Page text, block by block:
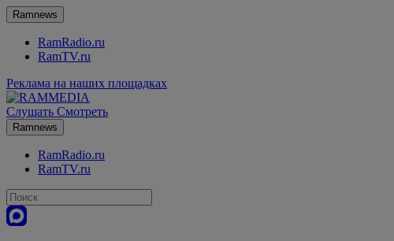
Ramnews
RamRadio.ru
RamTV.ru
Реклама на наших площадках
Слушать Смотреть
Ramnews
RamRadio.ru
RamTV.ru